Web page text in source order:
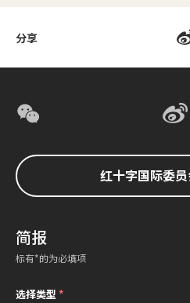
分享
红十字国际委
简报
标有*的为必填项
选择类型*